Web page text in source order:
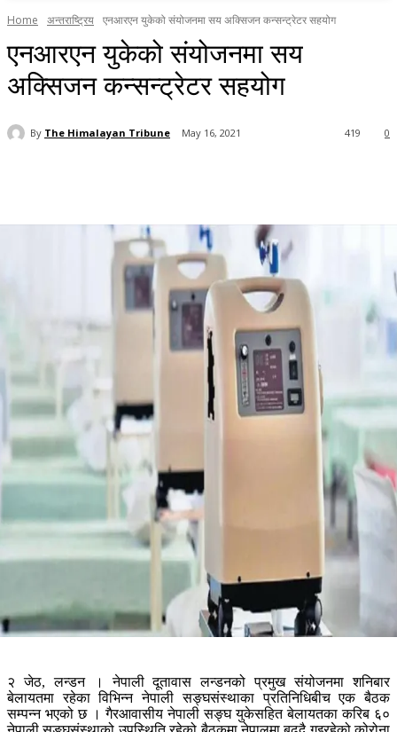
Home अन्तराष्ट्रिय एनआरएन युकेको संयोजनमा सय अक्सिजन कन्सन्ट्रेटर सहयोग
एनआरएन युकेको संयोजनमा सय
अक्सिजन कन्सन्ट्रेटर सहयोग
By The Himalayan Tribune May 16, 2021 0
419
२ जेठ, लन्डन । नेपाली दूतावास लन्डनको प्रमुख संयोजनमा शनिबार
बेलायतमा रहेका विभिन्न नेपाली सङ्घसंस्थाका प्रतिनिधिबीच एक बैठक
सम्पन्न भएको छ । गैरआवासीय नेपाली सङ्घ युकेसहित बेलायतका करिब ६०